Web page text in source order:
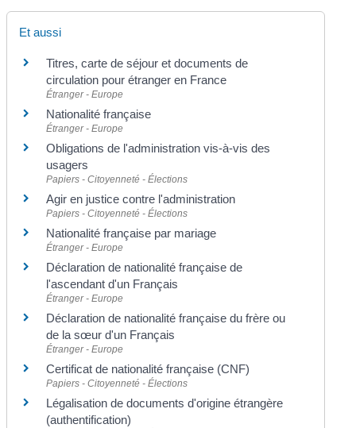
Et aussi
Titres, carte de séjour et documents de
circulation pour étranger en France
Étranger - Europe
Nationalité française
Étranger - Europe
Obligations de l'administration vis-à-vis des
usagers
Papiers - Citoyenneté - Élections
Agir en justice contre l'administration
Papiers - Citoyenneté - Élections
Nationalité française par mariage
Étranger - Europe
Déclaration de nationalité française de
l'ascendant d'un Français
Étranger - Europe
Déclaration de nationalité française du frère ou
de la sœur d'un Français
Étranger - Europe
Certificat de nationalité française (CNF)
Papiers - Citoyenneté - Élections
Légalisation de documents d'origine étrangère
(authentification)